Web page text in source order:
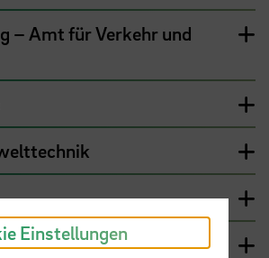
– Amt für Verkehr und
Einstellungen